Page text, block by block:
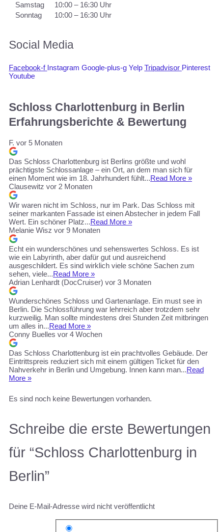
Samstag
10:00 – 16:30 Uhr
Sonntag
10:00 – 16:30 Uhr
Social Media
Facebook-f Instagram Google-plus-g Yelp Tripadvisor Pinterest
Youtube
Schloss Charlottenburg in Berlin
Erfahrungsberichte & Bewertung
F. vor 5 Monaten
Das Schloss Charlottenburg ist Berlins größte und wohl
prächtigste Schlossanlage – ein Ort, an dem man sich für
einen Moment wie im 18. Jahrhundert fühlt...Read More »
Clausewitz vor 2 Monaten
Wir waren nicht im Schloss, nur im Park. Das Schloss mit
seiner markanten Fassade ist einen Abstecher in jedem Fall
Wert. Ein schöner Platz...Read More »
Melanie Wisz vor 9 Monaten
Echt ein wunderschönes und sehenswertes Schloss. Es ist
wie ein Labyrinth, aber dafür gut und ausreichend
ausgeschildert. Es sind wirklich viele schöne Sachen zum
sehen, viele...Read More »
Adrian Lenhardt (DocCruiser) vor 3 Monaten
Wunderschönes Schloss und Gartenanlage. Ein must see in
Berlin. Die Schlossführung war lehrreich aber trotzdem sehr
kurzweilig. Man sollte mindestens drei Stunden Zeit mitbringen
um alles in...Read More »
Conny Buelles vor 4 Wochen
Das Schloss Charlottenburg ist ein prachtvolles Gebäude. Der
Eintrittspreis reduziert sich mit einem gültigen Ticket für den
Nahverkehr in Berlin und Umgebung. Innen kann man...Read
More »
Es sind noch keine Bewertungen vorhanden.
Schreibe die erste Bewertungen
für “Schloss Charlottenburg in
Berlin”
Deine E-Mail-Adresse wird nicht veröffentlicht